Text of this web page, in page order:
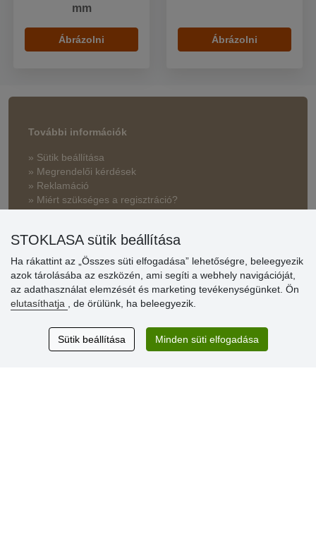
mm
Ábrázolni Ábrázolni
További információk
» Sütik beállítása
» Megrendelői kérdések
» Reklamáció
» Miért szükséges a regisztráció?
vásárlóinknak
» Súgó
Vásárlók
értékelése
STOKLASA sütik beállítása
Ha rákattint az „Összes süti elfogadása” lehetőségre, beleegyezik
azok tárolásába az eszközén, ami segíti a webhely navigációját,
az adathasználat elemzését és marketing tevékenységünket. Ön
elutasíthatja
, de örülünk, ha beleegyezik.
Sütik beállítása Minden süti elfogadása